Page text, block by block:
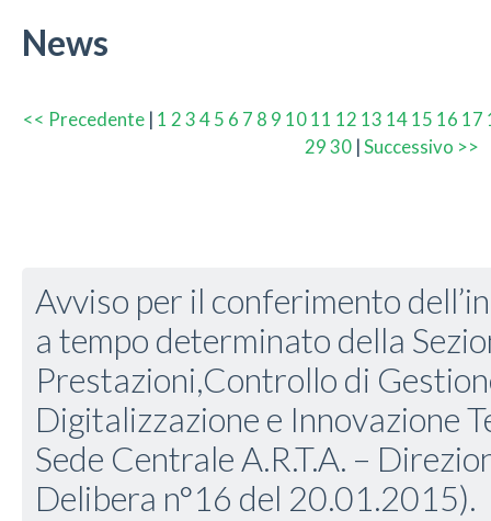
News
<< Precedente | 1 2345 6 7 8 9 1011 12 13 1415 16 17
2930 |Successivo >>
Avviso per il conferimento
a tempo determinato della
Prestazioni,Controllo di
Digitalizzazione e Innovazione
Sede Centrale A.R.T.A. –
Delibera n°16 del 20.01.2015).